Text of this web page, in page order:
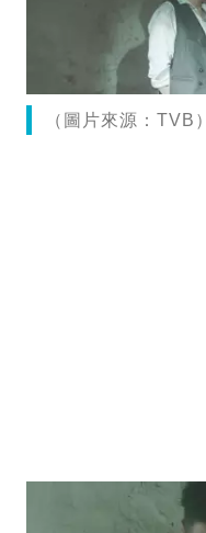
（圖片來源：TVB）